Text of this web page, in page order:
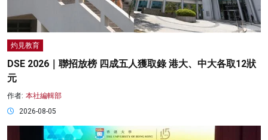
灼見教育
DSE 2026｜聯招放榜 四成五人獲取錄 港大、中大各取12狀
元
作者: 本社編輯部
2026-08-05